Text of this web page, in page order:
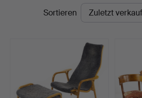
Karljohan
EndpreiseSortieren